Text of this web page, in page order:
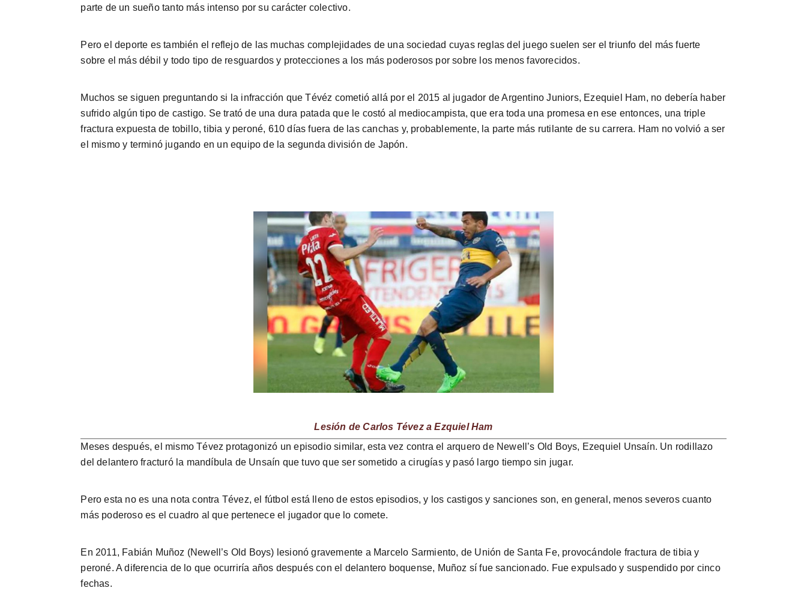
parte de un sueño tanto más intenso por su carácter colectivo.
Pero el deporte es también el reflejo de las muchas complejidades de una sociedad cuyas reglas del juego suelen ser el triunfo del más fuerte
sobre el más débil y todo tipo de resguardos y protecciones a los más poderosos por sobre los menos favorecidos.
Muchos se siguen preguntando si la infracción que Tévéz cometió allá por el 2015 al jugador de Argentino Juniors, Ezequiel Ham, no debería haber
sufrido algún tipo de castigo. Se trató de una dura patada que le costó al mediocampista, que era toda una promesa en ese entonces, una triple
fractura expuesta de tobillo, tibia y peroné, 610 días fuera de las canchas y, probablemente, la parte más rutilante de su carrera. Ham no volvió a ser
el mismo y terminó jugando en un equipo de la segunda división de Japón.
Lesión de Carlos Tévez a Ezquiel Ham
Meses después, el mismo Tévez protagonizó un episodio similar, esta vez contra el arquero de Newell’s Old Boys, Ezequiel Unsaín. Un rodillazo
del delantero fracturó la mandíbula de Unsaín que tuvo que ser sometido a cirugías y pasó largo tiempo sin jugar.
Pero esta no es una nota contra Tévez, el fútbol está lleno de estos episodios, y los castigos y sanciones son, en general, menos severos cuanto
más poderoso es el cuadro al que pertenece el jugador que lo comete.
En 2011, Fabián Muñoz (Newell’s Old Boys) lesionó gravemente a Marcelo Sarmiento, de Unión de Santa Fe, provocándole fractura de tibia y
peroné. A diferencia de lo que ocurriría años después con el delantero boquense, Muñoz sí fue sancionado. Fue expulsado y suspendido por cinco
fechas.